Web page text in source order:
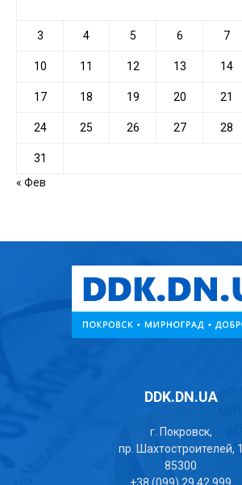
3 4 5 6 7
10 11 12 13 14
17 18 19 20 21
24 25 26 27 28
31
« Фев
DDK.DN.UA
г. Покровск,
пр. Шахтостроителей, 1
85300